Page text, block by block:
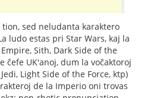
sed neludanta karaktero
ludo estas pri Star Wars, kaj la
Sith, Dark Side of the
ĉefe UK'anoj, dum la voĉaktoroj
Light Side of the Force, ktp)
de la Imperio oni trovas